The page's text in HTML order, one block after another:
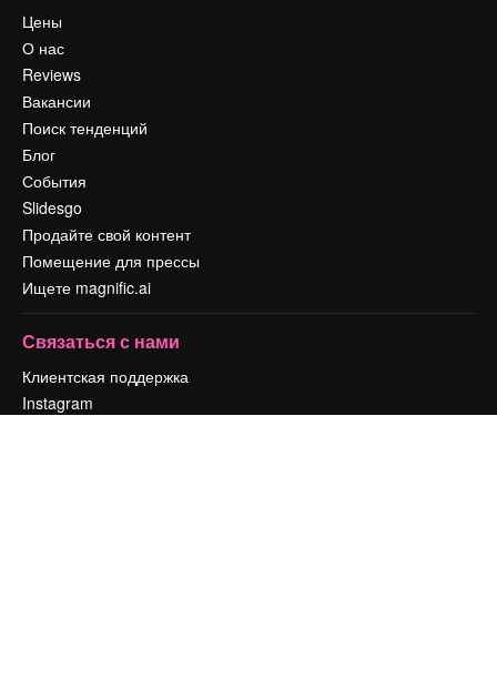
Цены
О нас
Reviews
Вакансии
Поиск тенденций
Блог
События
Slidesgo
Продайте свой контент
Помещение для прессы
Ищете magnific.ai
Связаться с нами
Клиентская поддержка
Instagram